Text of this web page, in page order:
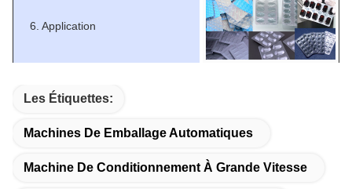
6. Application
Les Étiquettes:
Machines De Emballage Automatiques
Machine De Conditionnement À Grande Vitesse